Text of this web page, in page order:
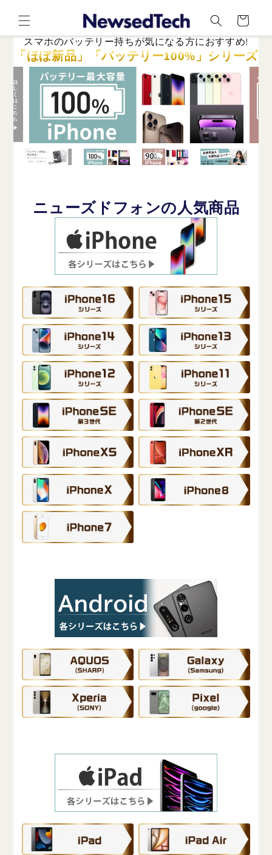
ンツに
進む
ー
ト
スマホのバッテリー持ちが気になる方におすすめ!
「ほぼ新品」「バッテリー100%」シリーズ
ニューズドフォンの人気商品